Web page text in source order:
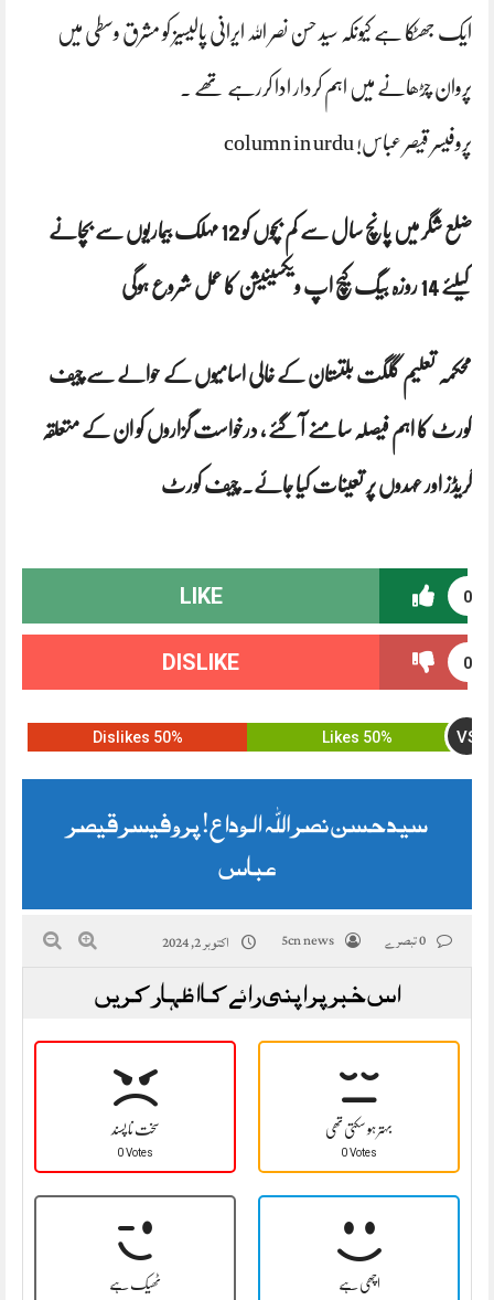
ایک جھٹکا ہے کیونکہ سید حسن نصر اللہ ایرانی پالیسیز کو مشرق وسطی میں
پروان چڑھانے میں اہم کردار ادا کررہے تھے ۔
پروفیسر قیصر عباس! column in urdu
ضلع شگر میں پانچ سال سے کم بچوں کو 12 مہلک بیماریوں سے بچانے
کیلئے 14 روزہ بیگ کیچ اپ ویکسینیشن کا عمل شروع ہوگی
محکمہ تعلیم گلگت بلتستان کے خالی اسامیوں کے حوالے سے چیف
کورٹ کا اہم فیصلہ سامنے آ گئے ، درخواست گزاروں کو ان کے متعلقہ
گریڈز اور عہدوں پر تعینات کیا جائے۔ چیف کورٹ
0
LIKE
0
DISLIKE
50% Likes VS
50% Dislikes
سید حسن نصر اللہ الوداع! پروفیسر قیصر
عباس
5cn news اکتوبر 2, 2024
اس خبر پر اپنی رائے کا اظہار کریں
سخت نا پسند
0 Votes
بہتر ہو سکتی تھی
0 Votes
ٹھیک ہے اچھی ہے